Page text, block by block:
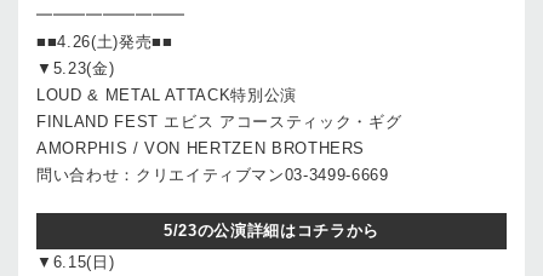
━━━━━━━━━
■■4.26(土)発売■■
▼5.23(金)
LOUD & METAL ATTACK特別公演
FINLAND FEST エビス アコースティック・ギグ
AMORPHIS / VON HERTZEN BROTHERS
問い合わせ：クリエイティブマン03-3499-6669
5/23の公演詳細はコチラから
▼6.15(日)